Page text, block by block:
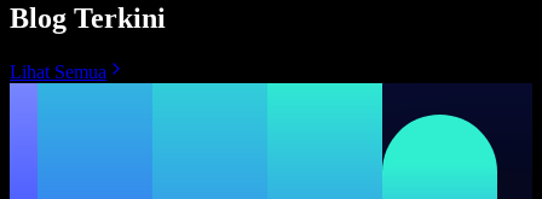
Blog Terkini
Lihat Semua